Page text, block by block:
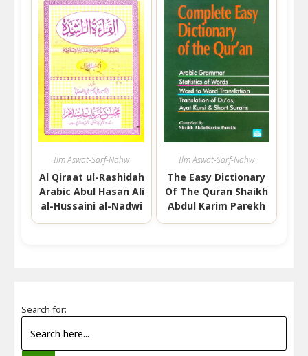
Ilm Aswat-Sarf-Nahw
Al Qiraat ul-Rashidah
Arabic Abul Hasan Ali
al-Hussaini al-Nadwi
Ilm Aswat-Sarf-Nahw
The Easy Dictionary
Of The Quran Shaikh
Abdul Karim Parekh
Search for: